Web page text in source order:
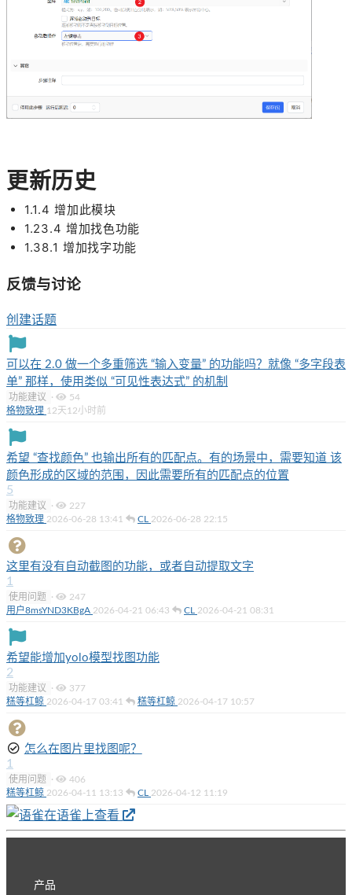
更新历史
1.1.4 增加此模块
1.23.4 增加找色功能
1.38.1 增加找字功能
反馈与讨论
创建话题
可以在 2.0 做一个多重筛选 “输入变量” 的功能吗？就像 “多字段表
单” 那样，使用类似 “可见性表达式” 的机制
功能建议 ·
54
格物致理 12天12小时前
希望 “查找颜色” 也输出所有的匹配点。有的场景中，需要知道 该
颜色形成的区域的范围，因此需要所有的匹配点的位置
5
功能建议 ·
227
格物致理 2026-06-28 13:41 CL 2026-06-28 22:15
这里有没有自动截图的功能，或者自动提取文字
1
使用问题 ·
247
用户8msYND3KBgA 2026-04-21 06:43 CL 2026-04-21 08:31
希望能增加yolo模型找图功能
2
功能建议 ·
377
糕等杠鲸 2026-04-17 03:41 糕等杠鲸 2026-04-17 10:57
怎么在图片里找图呢？
1
使用问题 ·
406
糕等杠鲸 2026-04-11 13:13 CL 2026-04-12 11:19
在语雀上查看
产品